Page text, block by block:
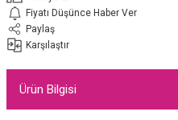
EŞARP 2025-2026 SONBAHAR KIŞ
JAKAR ŞAL
Fiyatı Düşünce Haber Ver
Paylaş
Karşılaştır
Ürün Bilgisi